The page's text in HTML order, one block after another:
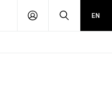
PŘIHLÁSIT HLEDATEN